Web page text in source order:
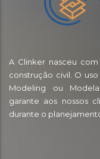
A Clinker nasceu
construção civil. O
Modeling ou
garante aos nossos
durante o